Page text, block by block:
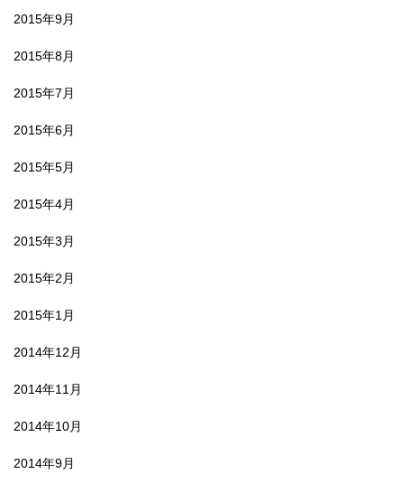
2015年9月
2015年8月
2015年7月
2015年6月
2015年5月
2015年4月
2015年3月
2015年2月
2015年1月
2014年12月
2014年11月
2014年10月
2014年9月